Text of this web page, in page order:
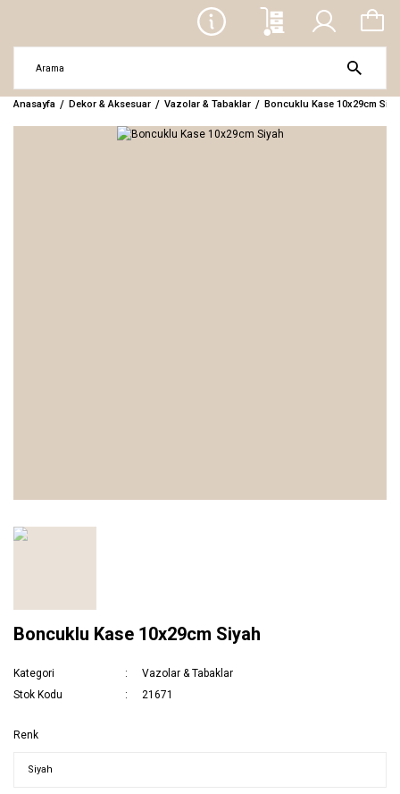
Anasayfa Dekor & Aksesuar Vazolar & Tabaklar Boncuklu Kase 10x29cm
Boncuklu Kase 10x29cm Siyah
Kategori
Vazolar & Tabaklar
Stok Kodu
21671
Renk